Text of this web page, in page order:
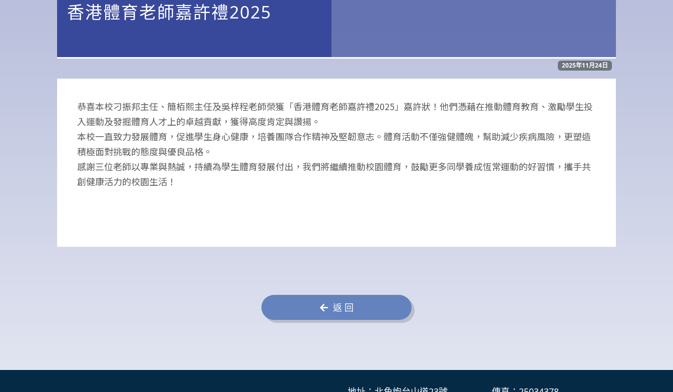
香港體育老師嘉許禮2025
2025年11月24日
恭喜本校刁振邦主任、簡栢熙主任及吳梓程老師榮獲「香港體育老師嘉許禮2025」嘉許狀！他們憑藉在推動體育教育、激勵學生投
入運動及發掘體育人才上的卓越貢獻，獲得高度肯定與讚揚。
本校一直致力發展體育，促進學生身心健康，培養團隊合作精神及堅韌意志。體育活動不僅強健體魄，幫助減少疾病風險，更塑造
積極面對挑戰的態度與優良品格。
感謝三位老師以專業與熱誠，持續為學生體育發展付出，我們將繼續推動校園體育，鼓勵更多同學養成恆常運動的好習慣，攜手共
創健康活力的校園生活！
返 回